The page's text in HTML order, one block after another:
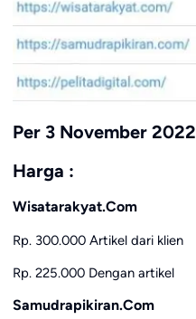
Per 3 November 2022
Harga :
Wisatarakyat.Com
Rp. 300.000 Artikel dari klien
Rp. 225.000 Dengan artikel
Samudrapikiran.Com